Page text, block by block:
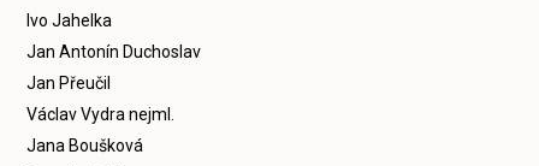
Ivo Jahelka
Jan Antonín Duchoslav
Jan Přeučil
Václav Vydra nejml.
Jana Boušková